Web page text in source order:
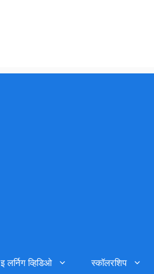
इ लर्निग व्हिडिओ स्कॉलरशिप